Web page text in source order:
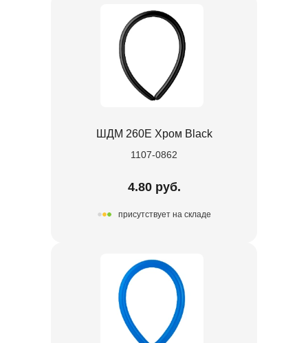
ШДМ 260Е Хром Black
1107-0862
4.80 руб.
присутствует на складе